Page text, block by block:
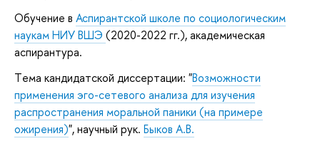
Обучение в Аспирантской школе по социологическим
наукам НИУ ВШЭ (2020-2022 гг.), академическая
аспирантура.
Tема кандидатской диссертации: "Возможности
применения эго-сетевого анализа для изучения
распространения моральной паники (на примере
ожирения)", научный рук. Быков А.В.